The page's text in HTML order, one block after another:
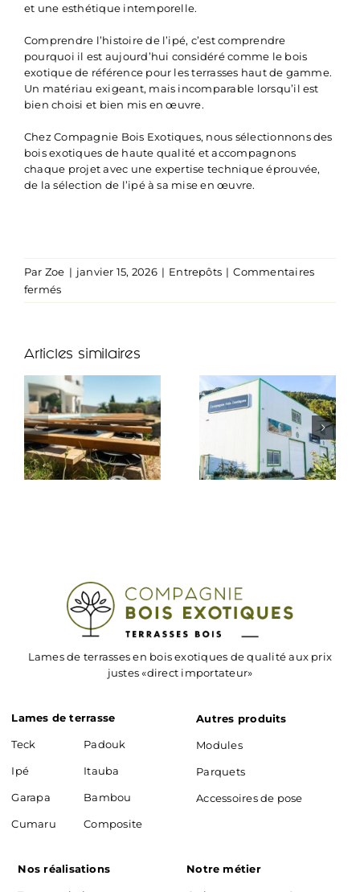
et une esthétique intemporelle.
Comprendre l’histoire de l’ipé, c’est comprendre
pourquoi il est aujourd’hui considéré comme le bois
exotique de référence pour les terrasses haut de gamme.
Un matériau exigeant, mais incomparable lorsqu’il est
bien choisi et bien mis en œuvre.
Chez Compagnie Bois Exotiques, nous sélectionnons des
bois exotiques de haute qualité et accompagnons
chaque projet avec une expertise technique éprouvée,
de la sélection de l’ipé à sa mise en œuvre.
Par Zoe | janvier 15, 2026 | Entrepôts | Commentaires
ferméssur
Histoire
:
la
référence
des
terrasses
haut
de
gamme
Articles similaires
Lames de terrasses en bois exotiques de qualité aux prix
justes «direct importateur»
Lames de terrasse
Teck
Ipé
Garapa
Cumaru
Padouk
Itauba
Bambou
Composite
Autres produits
Modules
Parquets
Accessoires de pose
Nos réalisations Notre métier